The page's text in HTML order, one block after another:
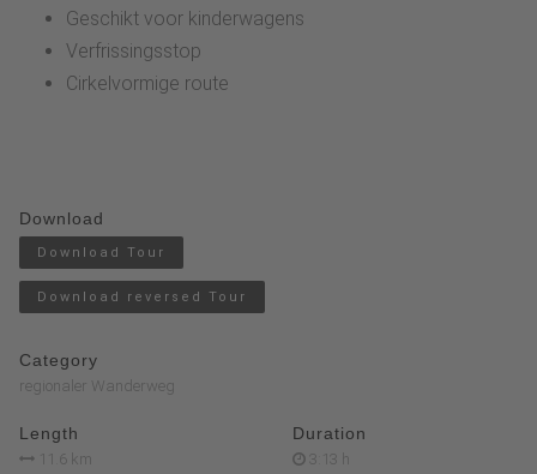
Geschikt voor kinderwagens
Verfrissingsstop
Cirkelvormige route
Download
Download Tour
Download reversed Tour
Category
regionaler Wanderweg
Length
11.6 km
Duration
3:13 h